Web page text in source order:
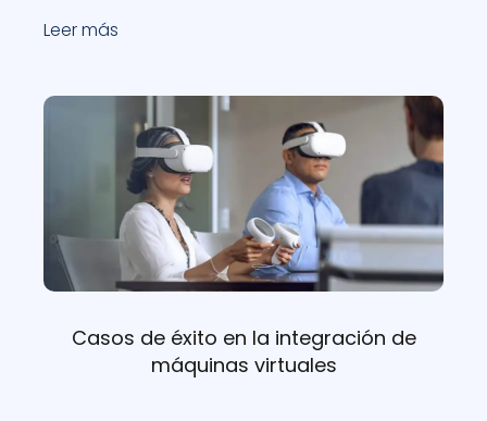
Leer más
Casos de éxito en la integración de
máquinas virtuales